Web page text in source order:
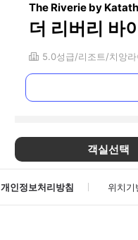
The Riverie by
더 리버리 바
5.0성급 리조트 치앙라
객실선택
개인정보처리방침 위치기